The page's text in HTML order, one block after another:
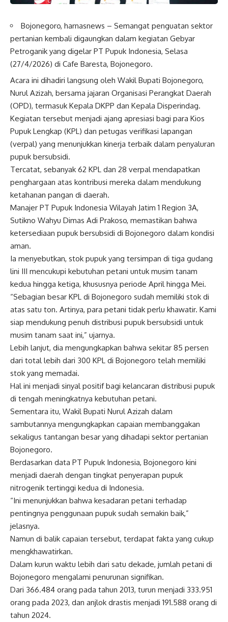
Bojonegoro, harnasnews – Semangat penguatan sektor
pertanian kembali digaungkan dalam kegiatan Gebyar
Petroganik yang digelar PT Pupuk Indonesia, Selasa
(27/4/2026) di Cafe Baresta, Bojonegoro.
Acara ini dihadiri langsung oleh Wakil Bupati Bojonegoro,
Nurul Azizah, bersama jajaran Organisasi Perangkat Daerah
(OPD), termasuk Kepala DKPP dan Kepala Disperindag.
Kegiatan tersebut menjadi ajang apresiasi bagi para Kios
Pupuk Lengkap (KPL) dan petugas verifikasi lapangan
(verpal) yang menunjukkan kinerja terbaik dalam penyaluran
pupuk bersubsidi.
Tercatat, sebanyak 62 KPL dan 28 verpal mendapatkan
penghargaan atas kontribusi mereka dalam mendukung
ketahanan pangan di daerah.
Manajer PT Pupuk Indonesia Wilayah Jatim 1 Region 3A,
Sutikno Wahyu Dimas Adi Prakoso, memastikan bahwa
ketersediaan pupuk bersubsidi di Bojonegoro dalam kondisi
aman.
Ia menyebutkan, stok pupuk yang tersimpan di tiga gudang
lini III mencukupi kebutuhan petani untuk musim tanam
kedua hingga ketiga, khususnya periode April hingga Mei.
“Sebagian besar KPL di Bojonegoro sudah memiliki stok di
atas satu ton. Artinya, para petani tidak perlu khawatir. Kami
siap mendukung penuh distribusi pupuk bersubsidi untuk
musim tanam saat ini,” ujarnya.
Lebih lanjut, dia mengungkapkan bahwa sekitar 85 persen
dari total lebih dari 300 KPL di Bojonegoro telah memiliki
stok yang memadai.
Hal ini menjadi sinyal positif bagi kelancaran distribusi pupuk
di tengah meningkatnya kebutuhan petani.
Sementara itu, Wakil Bupati Nurul Azizah dalam
sambutannya mengungkapkan capaian membanggakan
sekaligus tantangan besar yang dihadapi sektor pertanian
Bojonegoro.
Berdasarkan data PT Pupuk Indonesia, Bojonegoro kini
menjadi daerah dengan tingkat penyerapan pupuk
nitrogenik tertinggi kedua di Indonesia.
“Ini menunjukkan bahwa kesadaran petani terhadap
pentingnya penggunaan pupuk sudah semakin baik,”
jelasnya.
Namun di balik capaian tersebut, terdapat fakta yang cukup
mengkhawatirkan.
Dalam kurun waktu lebih dari satu dekade, jumlah petani di
Bojonegoro mengalami penurunan signifikan.
Dari 366.484 orang pada tahun 2013, turun menjadi 333.951
orang pada 2023, dan anjlok drastis menjadi 191.588 orang di
tahun 2024.